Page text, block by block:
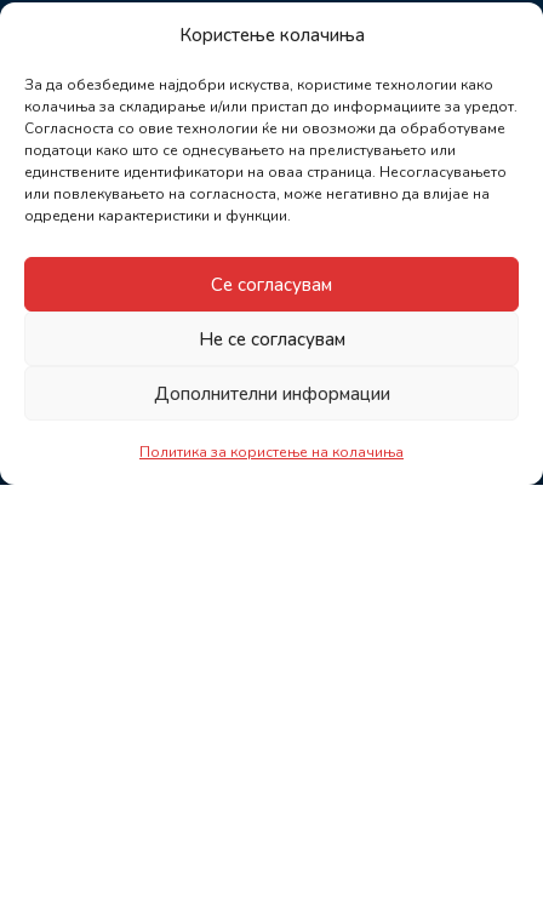
Користење колачиња
За да обезбедиме најдобри искуства, користиме технологии како
колачиња за складирање и/или пристап до информациите за уредот.
Согласноста со овие технологии ќе ни овозможи да обработуваме
податоци како што се однесувањето на прелистувањето или
единствените идентификатори на оваа страница. Несогласувањето
или повлекувањето на согласноста, може негативно да влијае на
одредени карактеристики и функции.
Се согласувам
Не се согласувам
Дополнителни информации
Политика за користење на колачиња